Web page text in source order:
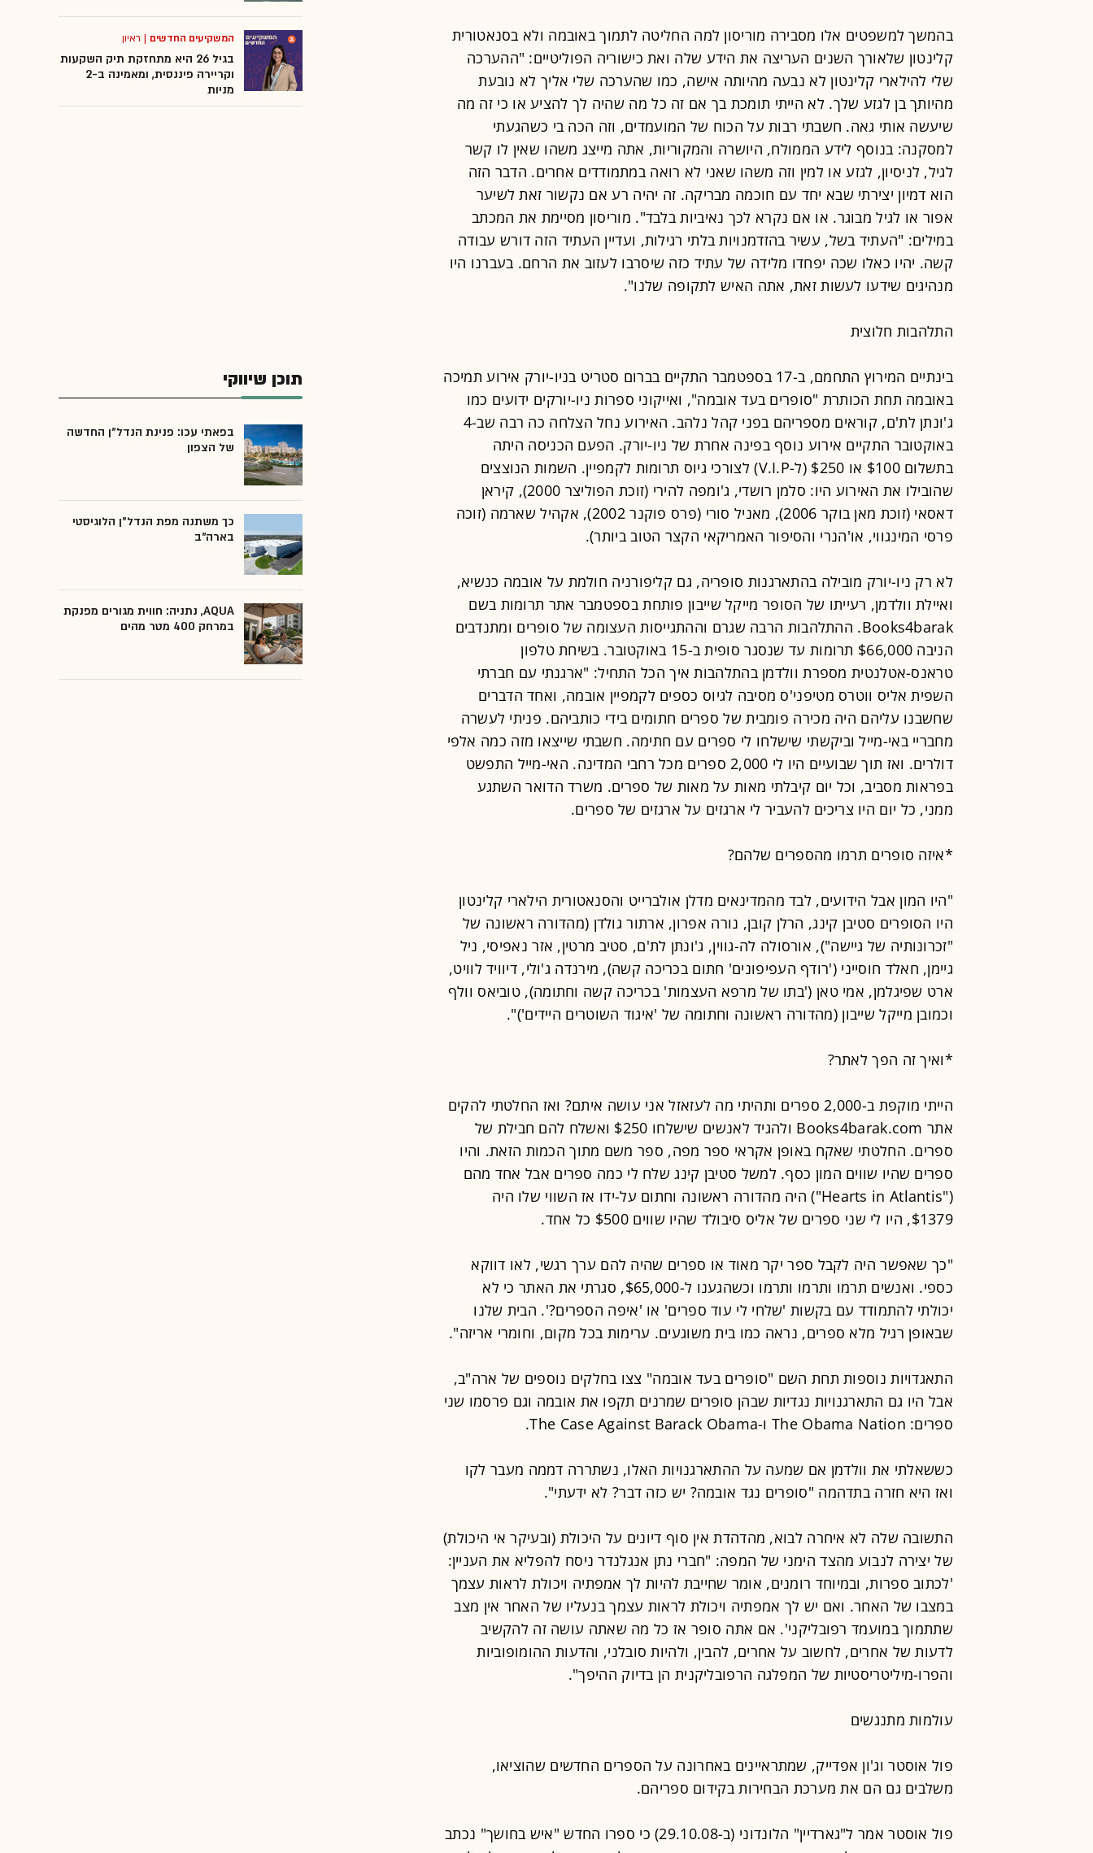
בהמשך למשפטים אלו מסבירה מוריסון למה החליטה לתמוך באובמה ולא בסנאטורית
קלינטון שלאורך השנים העריצה את הידע שלה ואת כישוריה הפוליטיים: "ההערכה
שלי להילארי קלינטון לא נבעה מהיותה אישה, כמו שהערכה שלי אליך לא נובעת
מהיותך בן לגזע שלך. לא הייתי תומכת בך אם זה כל מה שהיה לך להציע או כי זה מה
שיעשה אותי גאה. חשבתי רבות על הכוח של המועמדים, וזה הכה בי כשהגעתי
למסקנה: בנוסף לידע הממולח, היושרה והמקוריות, אתה מייצג משהו שאין לו קשר
לגיל, לניסיון, לגזע או למין וזה משהו שאני לא רואה במתמודדים אחרים. הדבר הזה
הוא דמיון יצירתי שבא יחד עם חוכמה מבריקה. זה יהיה רע אם נקשור זאת לשיער
אפור או לגיל מבוגר. או אם נקרא לכך נאיביות בלבד". מוריסון מסיימת את המכתב
במילים: "העתיד בשל, עשיר בהזדמנויות בלתי רגילות, ועדיין העתיד הזה דורש עבודה
קשה. יהיו כאלו שכה יפחדו מלידה של עתיד כזה שיסרבו לעזוב את הרחם. בעברנו היו
מנהיגים שידעו לעשות זאת, אתה האיש לתקופה שלנו".
התלהבות חלוצית
בינתיים המירוץ התחמם, ב-17 בספטמבר התקיים בברום סטריט בניו-יורק אירוע תמיכה
באובמה תחת הכותרת "סופרים בעד אובמה", ואייקוני ספרות ניו-יורקים ידועים כמו
ג'ונתן לת'ם, קוראים מספריהם בפני קהל נלהב. האירוע נחל הצלחה כה רבה שב-4
באוקטובר התקיים אירוע נוסף בפינה אחרת של ניו-יורק. הפעם הכניסה היתה
בתשלום $100 או $250 (ל-V.I.P) לצורכי גיוס תרומות לקמפיין. השמות הנוצצים
שהובילו את האירוע היו: סלמן רושדי, ג'ומפה להירי (זוכת הפוליצר 2000), קיראן
דאסאי (זוכת מאן בוקר 2006), מאניל סורי (פרס פוקנר 2002), אקהיל שארמה (זוכה
פרסי המינגווי, או'הנרי והסיפור האמריקאי הקצר הטוב ביותר).
לא רק ניו-יורק מובילה בהתארגנות סופריה, גם קליפורניה חולמת על אובמה כנשיא,
ואיילת וולדמן, רעייתו של הסופר מייקל שייבון פותחת בספטמבר אתר תרומות בשם
Books4barak. ההתלהבות הרבה שגרם וההתגייסות העצומה של סופרים ומתנדבים
הניבה $66,000 תרומות עד שנסגר סופית ב-15 באוקטובר. בשיחת טלפון
טראנס-אטלנטית מספרת וולדמן בהתלהבות איך הכל התחיל: "ארגנתי עם חברתי
השפית אליס ווטרס מטיפני'ס מסיבה לגיוס כספים לקמפיין אובמה, ואחד הדברים
שחשבנו עליהם היה מכירה פומבית של ספרים חתומים בידי כותביהם. פניתי לעשרה
מחבריי באי-מייל וביקשתי שישלחו לי ספרים עם חתימה. חשבתי שייצאו מזה כמה אלפי
דולרים. ואז תוך שבועיים היו לי 2,000 ספרים מכל רחבי המדינה. האי-מייל התפשט
בפראות מסביב, וכל יום קיבלתי מאות על מאות של ספרים. משרד הדואר השתגע
ממני, כל יום היו צריכים להעביר לי ארגזים על ארגזים של ספרים.
*איזה סופרים תרמו מהספרים שלהם?
"היו המון אבל הידועים, לבד מהמדינאים מדלן אולברייט והסנאטורית הילארי קלינטון
היו הסופרים סטיבן קינג, הרלן קובן, נורה אפרון, ארתור גולדן (מהדורה ראשונה של
"זכרונותיה של גיישה"), אורסולה לה-גווין, ג'ונתן לת'ם, סטיב מרטין, אזר נאפיסי, ניל
גיימן, חאלד חוסייני ('רודף העפיפונים' חתום בכריכה קשה), מירנדה ג'ולי, דיוויד לוויט,
ארט שפיגלמן, אמי טאן ('בתו של מרפא העצמות' בכריכה קשה וחתומה), טוביאס וולף
וכמובן מייקל שייבון (מהדורה ראשונה וחתומה של 'איגוד השוטרים היידים')".
*ואיך זה הפך לאתר?
הייתי מוקפת ב-2,000 ספרים ותהיתי מה לעזאזל אני עושה איתם? ואז החלטתי להקים
אתר Books4barak.com ולהגיד לאנשים שישלחו $250 ואשלח להם חבילת של
ספרים. החלטתי שאקח באופן אקראי ספר מפה, ספר משם מתוך הכמות הזאת. והיו
ספרים שהיו שווים המון כסף. למשל סטיבן קינג שלח לי כמה ספרים אבל אחד מהם
("Hearts in Atlantis") היה מהדורה ראשונה וחתום על-ידו אז השווי שלו היה
$1379, היו לי שני ספרים של אליס סיבולד שהיו שווים $500 כל אחד.
"כך שאפשר היה לקבל ספר יקר מאוד או ספרים שהיה להם ערך רגשי, לאו דווקא
כספי. ואנשים תרמו ותרמו ותרמו וכשהגענו ל-$65,000, סגרתי את האתר כי לא
יכולתי להתמודד עם בקשות 'שלחי לי עוד ספרים' או 'איפה הספרים?'. הבית שלנו
שבאופן רגיל מלא ספרים, נראה כמו בית משוגעים. ערימות בכל מקום, וחומרי אריזה".
התאגדויות נוספות תחת השם "סופרים בעד אובמה" צצו בחלקים נוספים של ארה"ב,
אבל היו גם התארגנויות נגדיות שבהן סופרים שמרנים תקפו את אובמה וגם פרסמו שני
ספרים: The Obama Nation ו-The Case Against Barack Obama.
כששאלתי את וולדמן אם שמעה על ההתארגנויות האלו, נשתררה דממה מעבר לקו
ואז היא חזרה בתדהמה "סופרים נגד אובמה? יש כזה דבר? לא ידעתי".
התשובה שלה לא איחרה לבוא, מהדהדת אין סוף דיונים על היכולת (ובעיקר אי היכולת)
של יצירה לנבוע מהצד הימני של המפה: "חברי נתן אנגלנדר ניסח להפליא את העניין:
'לכתוב ספרות, ובמיוחד רומנים, אומר שחייבת להיות לך אמפתיה ויכולת לראות עצמך
במצבו של האחר. ואם יש לך אמפתיה ויכולת לראות עצמך בנעליו של האחר אין מצב
שתתמוך במועמד רפובליקני'. אם אתה סופר אז כל מה שאתה עושה זה להקשיב
לדעות של אחרים, לחשוב על אחרים, להבין, ולהיות סובלני, והדעות ההומופוביות
והפרו-מיליטריסטיות של המפלגה הרפובליקנית הן בדיוק ההיפך".
עולמות מתנגשים
פול אוסטר וג'ון אפדייק, שמתראיינים באחרונה על הספרים החדשים שהוציאו,
משלבים גם הם את מערכת הבחירות בקידום ספריהם.
פול אוסטר אמר ל"גארדיין" הלונדוני (ב-29.10.08) כי ספרו החדש "איש בחושך" נכתב
המשקיעים החדשים | ראיון
בגיל 26 היא מתחזקת תיק השקעות
וקריירה פיננסית, ומאמינה ב-2
מניות
תוכן שיווקי
בפאתי עכו: פנינת הנדל"ן החדשה
של הצפון
כך משתנה מפת הנדל"ן הלוגיסטי
בארה"ב
AQUA, נתניה: חווית מגורים מפנקת
במרחק 400 מטר מהים